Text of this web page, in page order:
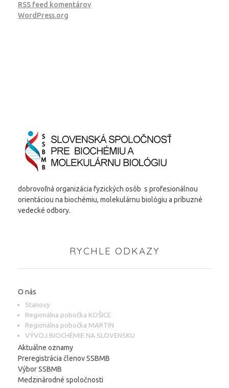
RSS feed komentárov
WordPress.org
dobrovoľná organizácia fyzických osôb s profesionálnou
orientáciou na biochémiu, molekulárnu biológiu a príbuzné
vedecké odbory.
RYCHLE ODKAZY
O nás
Stanovy
Regionálna pobočka KOŠICE
Regionálna pobočka MARTIN
VÝVOJ BIOCHÉMIE NA SLOVENSKU
Aktuálne oznamy
Preregistrácia členov SSBMB
Výbor SSBMB
Medzinárodné spoločnosti